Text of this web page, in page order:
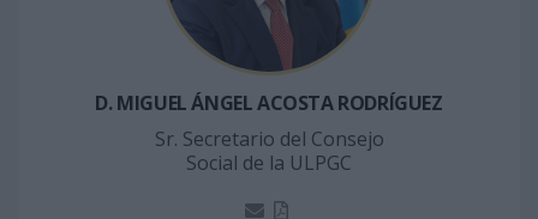
D. MIGUEL ÁNGEL ACOSTA RODRÍGUEZ
Sr. Secretario del Consejo
Social de la ULPGC